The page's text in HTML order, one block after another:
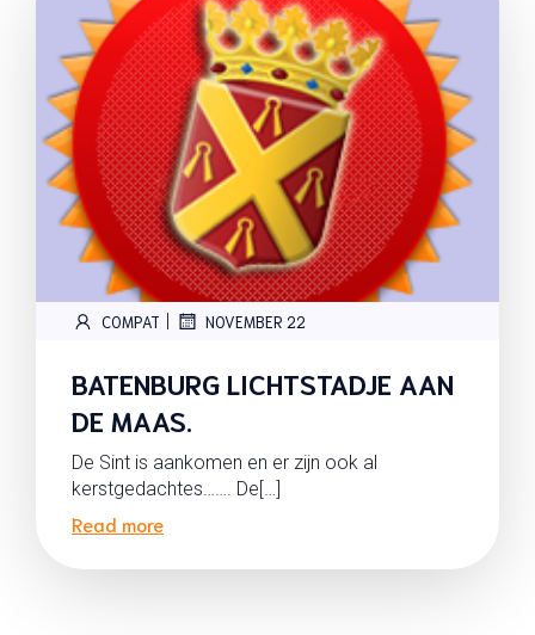
COMPAT | NOVEMBER 22
BATENBURG LICHTSTADJE AAN
DE MAAS.
De Sint is aankomen en er zijn ook al
kerstgedachtes……. De[…]
Read more